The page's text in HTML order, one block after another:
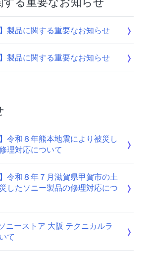
製品に関する重要なお知らせ
製品に関する重要なお知らせ
令和８年熊本地震により被災し
理対応について
令和８年７月滋賀県甲賀市の土
したソニー製品の修理対応につ
ニーストア 大阪 テクニカルラ
て